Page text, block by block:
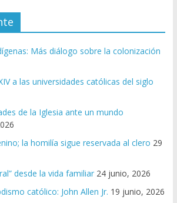
Más diálogo sobre la colonización
a las universidades católicas del siglo
de la Iglesia ante un mundo
la homilía sigue reservada al clero 29
desde la vida familiar 24 junio, 2026
católico: John Allen Jr. 19 junio, 2026